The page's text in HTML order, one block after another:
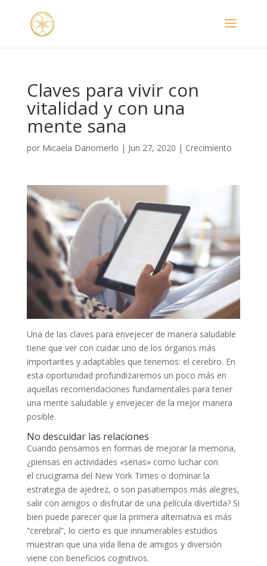
Claves para vivir con
vitalidad y con una
mente sana
por Micaela Dariomerlo | Jun 27, 2020 | Crecimiento
Una de las claves para envejecer de manera saludable
tiene que ver con cuidar uno de los órganos más
importantes y adaptables que tenemos: el cerebro. En
esta oportunidad profundizaremos un poco más en
aquellas recomendaciones fundamentales para tener
una mente saludable y envejecer de la mejor manera
posible.
No descuidar las relaciones
Cuando pensamos en formas de mejorar la memoria,
¿piensas en actividades «serias» como luchar con
el crucigrama del New York Times o dominar la
estrategia de ajedrez, o son pasatiempos más alegres,
salir con amigos o disfrutar de una película divertida? Si
bien puede parecer que la primera alternativa es más
“cerebral”, lo cierto es que innumerables estudios
muestran que una vida llena de amigos y diversión
viene con beneficios cognitivos.